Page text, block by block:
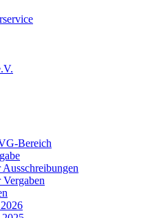
Bereich